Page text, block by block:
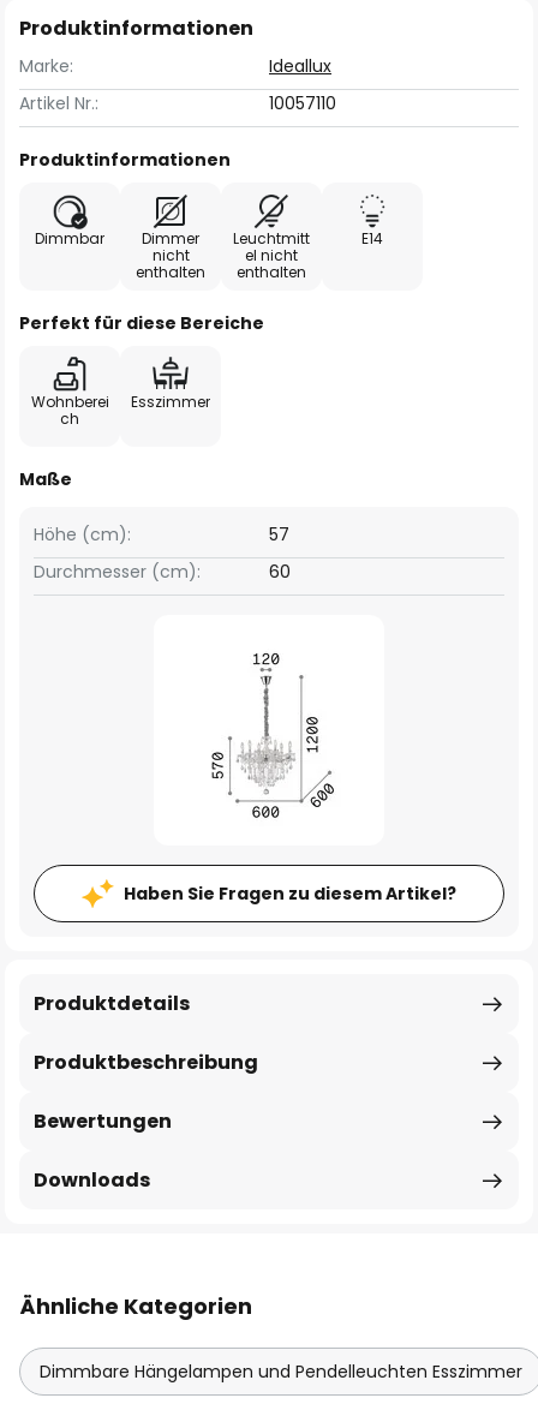
Produktinformationen
Marke:
Ideallux
Artikel Nr.:
10057110
Produktinformationen
Dimmbar
Dimmer
nicht
enthalten
Leuchtmitt
el nicht
enthalten
E14
Perfekt für diese Bereiche
Wohnberei
ch
Esszimmer
Maße
Höhe (cm):
57
Durchmesser (cm):
60
Haben Sie Fragen zu diesem Artikel?
Produktbeschreibung
Produktdetails
Bewertungen
Downloads
Ähnliche Kategorien
Dimmbare Hängelampen und Pendelleuchten Esszimmer